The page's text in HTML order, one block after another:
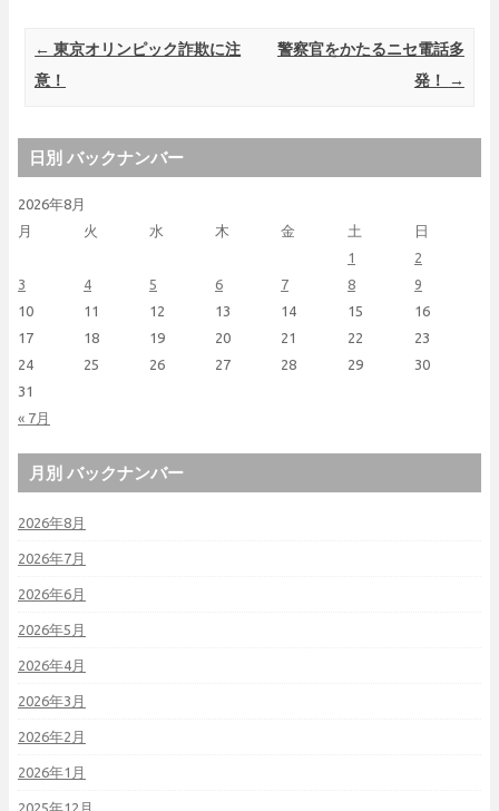
Post navigation
← 東京オリンピック詐欺に注
意！
警察官をかたるニセ電話多
発！
→
日別 バックナンバー
2026年8月
月
火 水 木 金 土 日
« 7月
1
2
3
4 5 6 7 8
9
10
11 12 13 14 15
16
17
18 19 20 21 22
23
24
25 26 27 28 29
30
31
月別 バックナンバー
2026年8月
2026年7月
2026年6月
2026年5月
2026年4月
2026年3月
2026年2月
2026年1月
2025年12月